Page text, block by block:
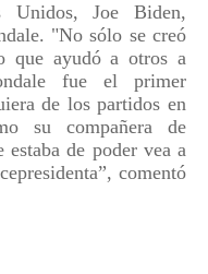
Unidos, Joe Biden,
"No sólo se creó
que ayudó a otros a
fue el primer
de los partidos en
su compañera de
de poder vea a
comentó